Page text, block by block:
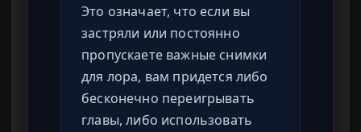
Это означает, что если вы
застряли или постоянно
пропускаете важные снимки
для лора, вам придется либо
бесконечно переигрывать
главы, либо использовать